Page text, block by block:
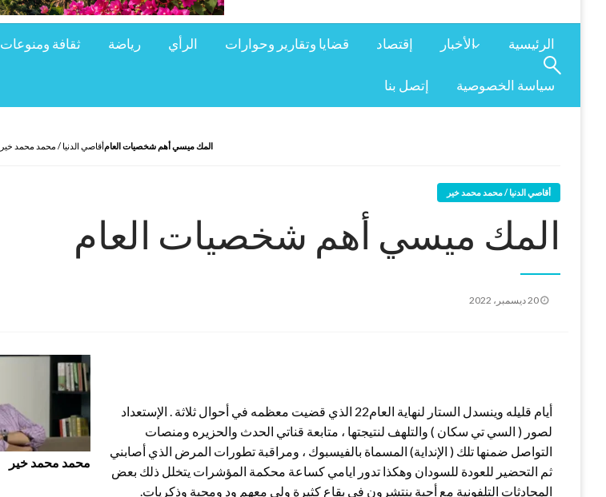
الرئيسية الأخبار إقتصاد قضايا وتقارير وحوارات الرأي رياضة ثقافة ومنوعات
سياسة الخصوصية إتصل بنا
أقاصي الدنيا / محمد محمد خيرالمك ميسي أهم شخصيات العام
أقاصي الدنيا / محمد محمد خير
المك ميسي أهم شخصيات العام
نُشر
20 ديسمبر، 2022
محمد محمد خير
أيام قليله وينسدل الستار لنهاية العام22 الذي قضيت معظمه في أحوال ثلاثة . الإستعداد
لصور ( السي تي سكان ) والتلهف لنتيجتها ، متابعة قناتي الحدث والحزيره ومنصات
التواصل ضمنها تلك ( الإنداية) المسماة بالفيسبوك ، ومراقبة تطورات المرض الذي أصابني
ثم التحضير للعودة للسودان وهكذا تدور ايامي كساعة محكمة المؤشرات يتخلل ذلك بعض
المحادثات التلفونية مع أحبة ينتشرون في بقاع كثيرة ولي معهم ود ومحبة وذكريات.